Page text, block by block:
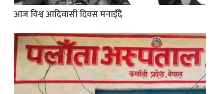
आज विश्व आदिवासी दिवस मनाइँदै